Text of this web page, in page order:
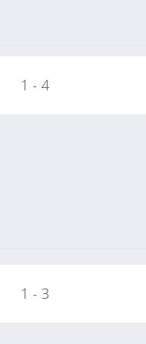
1 - 4
1 - 3